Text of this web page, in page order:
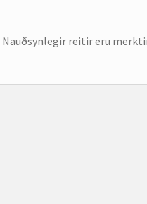
Nauðsynlegir reitir eru